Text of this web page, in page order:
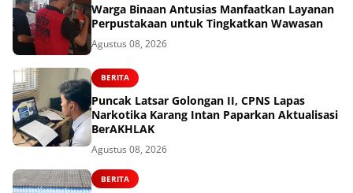
Warga Binaan Antusias Manfaatkan Layanan
Perpustakaan untuk Tingkatkan Wawasan
Agustus 08, 2026
BERITA
Puncak Latsar Golongan II, CPNS Lapas
Narkotika Karang Intan Paparkan Aktualisasi
BerAKHLAK
Agustus 08, 2026
BERITA